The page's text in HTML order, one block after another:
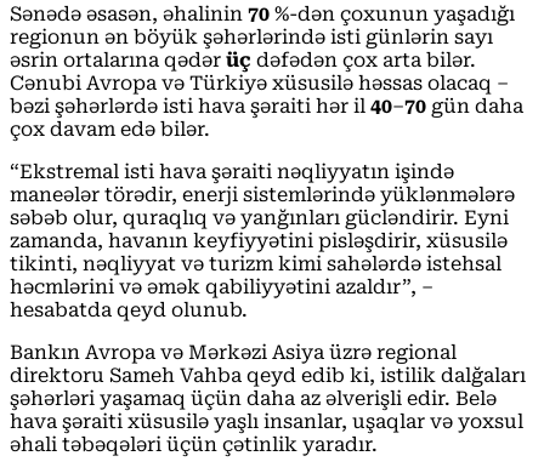
Sənədə əsasən, əhalinin 70 %-dən çoxunun yaşadığı
regionun ən böyük şəhərlərində isti günlərin sayı
əsrin ortalarına qədər üç dəfədən çox arta bilər.
Cənubi Avropa və Türkiyə xüsusilə həssas olacaq –
bəzi şəhərlərdə isti hava şəraiti hər il 40–70 gün daha
çox davam edə bilər.
“Ekstremal isti hava şəraiti nəqliyyatın işində
maneələr törədir, enerji sistemlərində yüklənmələrə
səbəb olur, quraqlıq və yanğınları gücləndirir. Eyni
zamanda, havanın keyfiyyətini pisləşdirir, xüsusilə
tikinti, nəqliyyat və turizm kimi sahələrdə istehsal
həcmlərini və əmək qabiliyyətini azaldır”, –
hesabatda qeyd olunub.
Bankın Avropa və Mərkəzi Asiya üzrə regional
direktoru Sameh Vahba qeyd edib ki, istilik dalğaları
şəhərləri yaşamaq üçün daha az əlverişli edir. Belə
hava şəraiti xüsusilə yaşlı insanlar, uşaqlar və yoxsul
əhali təbəqələri üçün çətinlik yaradır.